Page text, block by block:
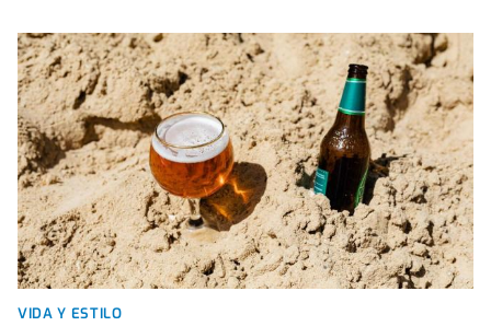
VIDA Y ESTILO